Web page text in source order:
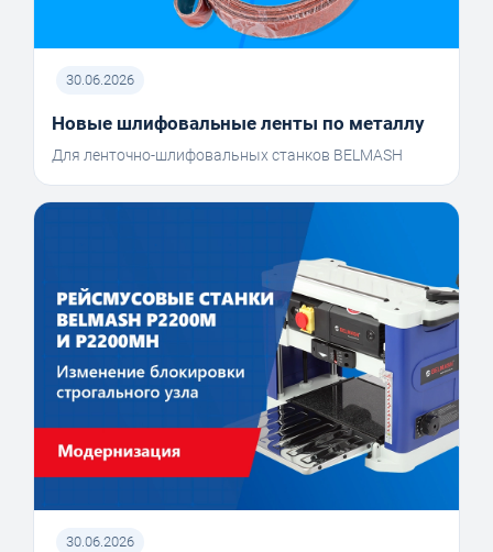
30.06.2026
Новые шлифовальные ленты по металлу
Для ленточно-шлифовальных станков BELMASH
30.06.2026